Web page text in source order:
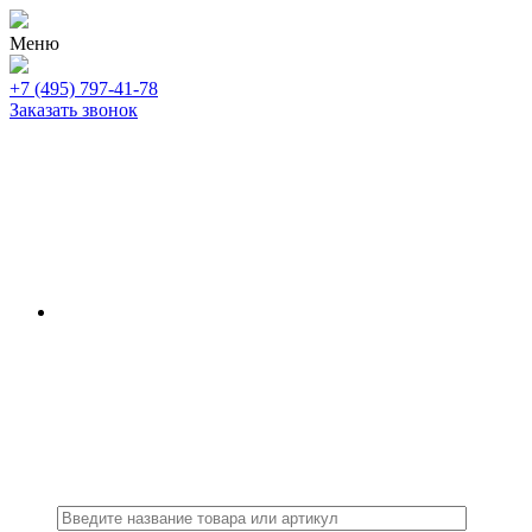
Меню
+7 (495) 797-41-78
Заказать звонок